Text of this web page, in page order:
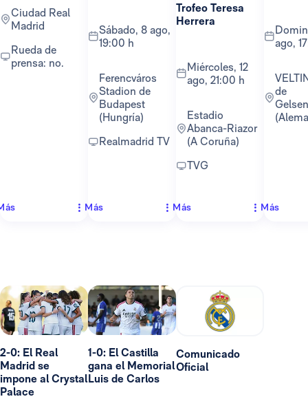
Ciudad Real
Madrid
Rueda de
prensa: no.
sábado, 8 ago,
19:00 h
Ferencváros
Stadion de
Budapest
(Hungría)
Realmadrid TV
Más
Trofeo Teresa
Herrera
miércoles, 12
ago, 21:00 h
Estadio
Abanca-Riazor
(A Coruña)
TVG
Más
domingo, 16
ago,
VELTINS-Arena
de
Más
2-0: El Real
Madrid se
impone al Crystal
Palace
1-0: El Castilla
gana el Memorial
Luis de Carlos
Comunicado
Oficial